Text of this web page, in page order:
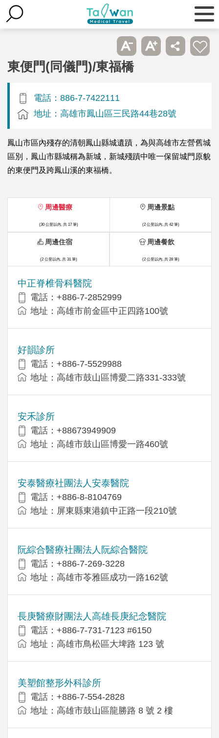
東便門(同儀門)/東福橋
電話：886-7-7422111
地址：高雄市鳳山區三民路44巷28號
鳳山市區內殘存的清朝鳳山縣城遺蹟，為與高雄市左營舊城
區別，鳳山市縣城稱為新城，新城殘蹟中唯一保留城門原貌
的東便門及跨鳳山溪的東福橋。
周邊醫療
(30 公里以內, 共 17 筆)
中正脊椎骨科醫院
電話：+886-7-2852999
地址：高雄市前金區中正四路100號
好韻診所
電話：+886-7-5529988
地址：高雄市鼓山區博愛二路331-333號
安禾診所
電話：+88673949909
地址：高雄市鼓山區博愛一路460號
安泰醫療社團法人安泰醫院
電話：+886-8-8104769
地址：屏東縣東港鎮中正路一段210號
阮綜合醫療社團法人阮綜合醫院
電話：+886-7-269-3228
地址：高雄市苓雅區成功一路162號
長庚醫療財團法人高雄長庚紀念醫院
電話：+886-7-731-7123 #6150
地址：高雄市鳥松區大埤路 123 號
美塑館整形外科診所
電話：+886-7-554-2828
地址：高雄市鼓山區龍勝路 8 號 2 樓
周邊景點
(2 公里以內, 共 42 筆)
周邊住宿
(2 公里以內, 共 31 筆)
周邊餐飲
(2 公里以內, 共 28 筆)